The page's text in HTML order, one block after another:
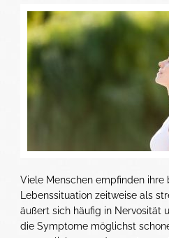
Viele Menschen empfinden
Lebenssituation zeitweise als
äußert sich häufig in Nervosität
die Symptome möglichst